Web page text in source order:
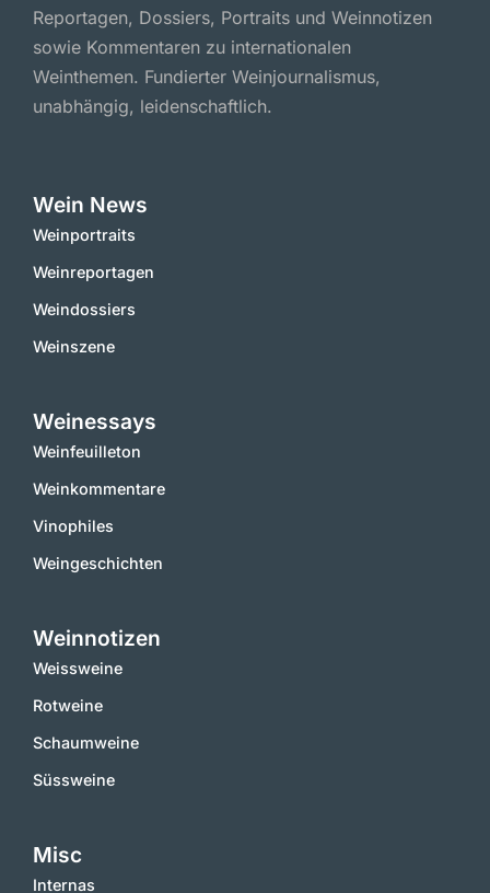
Reportagen, Dossiers, Portraits und Weinnotizen
sowie Kommentaren zu internationalen
Weinthemen. Fundierter Weinjournalismus,
unabhängig, leidenschaftlich.
Wein News
Weinportraits
Weinreportagen
Weindossiers
Weinszene
Weinessays
Weinfeuilleton
Weinkommentare
Vinophiles
Weingeschichten
Weinnotizen
Weissweine
Rotweine
Schaumweine
Süssweine
Misc
Internas